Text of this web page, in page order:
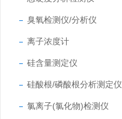
臭氧检测仪/分析仪
离子浓度计
硅含量测定仪
硅酸根/磷酸根分析测定仪
氯离子(氯化物)检测仪